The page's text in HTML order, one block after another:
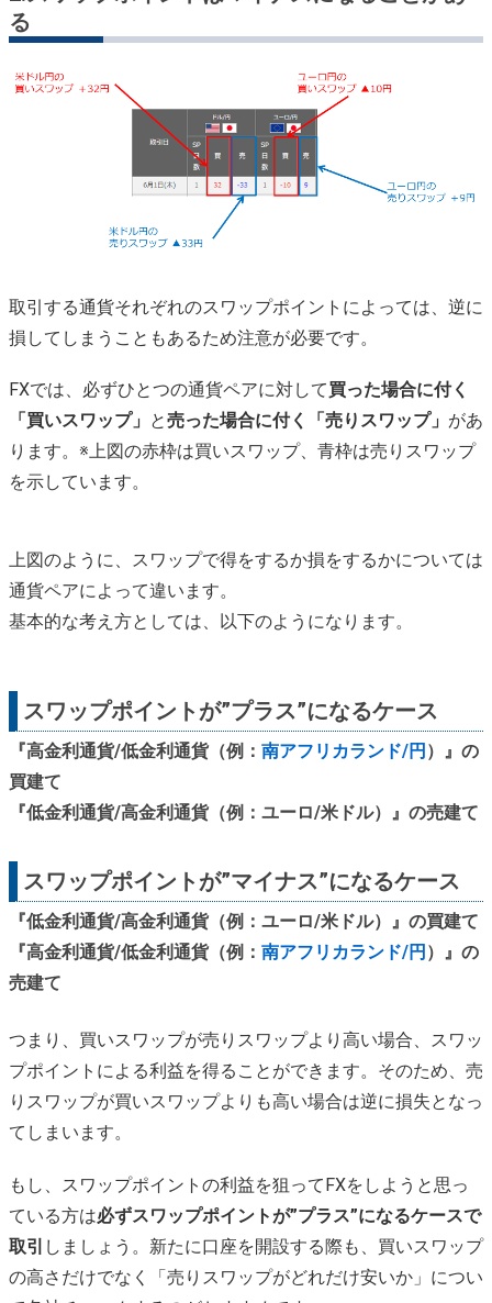
る
取引する通貨それぞれのスワップポイントによっては、逆に
損してしまうこともあるため注意が必要です。
FXでは、必ずひとつの通貨ペアに対して買った場合に付く
「買いスワップ」 と売った場合に付く「売りスワップ」 があ
ります。※上図の赤枠は買いスワップ、青枠は売りスワップ
を示しています。
上図のように、スワップで得をするか損をするかについては
通貨ペアによって違います。
基本的な考え方としては、以下のようになります。
スワップポイントが”プラス”になるケース
『高金利通貨/低金利通貨（例： 南アフリカランド/円 ）』の
買建て
『低金利通貨/高金利通貨（例：ユーロ/米ドル）』の売建て
スワップポイントが”マイナス”になるケース
『低金利通貨/高金利通貨（例：ユーロ/米ドル）』の買建て
『高金利通貨/低金利通貨（例： 南アフリカランド/円 ）』の
売建て
つまり、買いスワップが売りスワップより高い場合、スワッ
プポイントによる利益を得ることができます。そのため、売
りスワップが買いスワップよりも高い場合は逆に損失となっ
てしまいます。
もし、スワップポイントの利益を狙ってFXをしようと思っ
ている方は必ずスワップポイントが”プラス”になるケースで
取引 しましょう。新たに口座を開設する際も、買いスワップ
の高さだけでなく「売りスワップがどれだけ安いか」につい